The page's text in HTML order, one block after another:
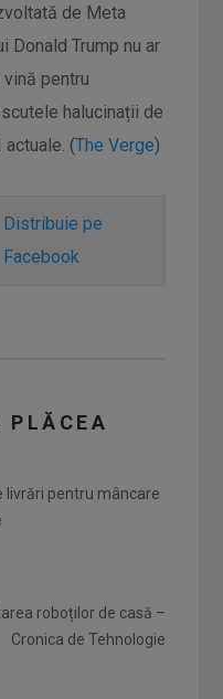
de Meta
Donald Trump nu ar
pentru
halucinații de
(The Verge)
Distribuie pe
Facebook
livrări pentru mâncare
roboților de casă –
Cronica de Tehnologie